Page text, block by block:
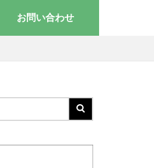
お問い合わせ